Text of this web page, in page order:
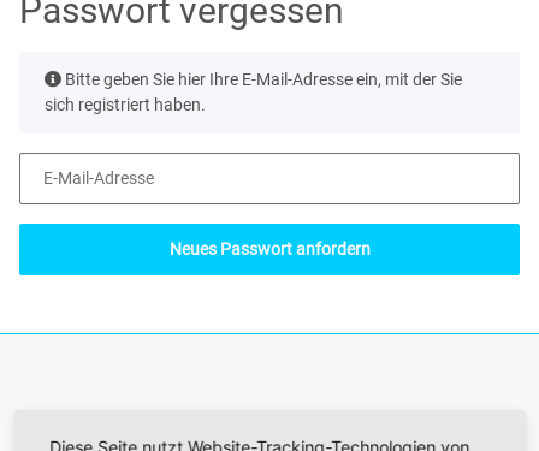
Passwort vergessen
x
Bitte geben Sie hier Ihre E-Mail-Adresse ein, mit der Sie
sich registriert haben.
E-Mail-Adresse
Neues Passwort anfordern
Diese Seite nutzt Website-Tracking-Technologien von